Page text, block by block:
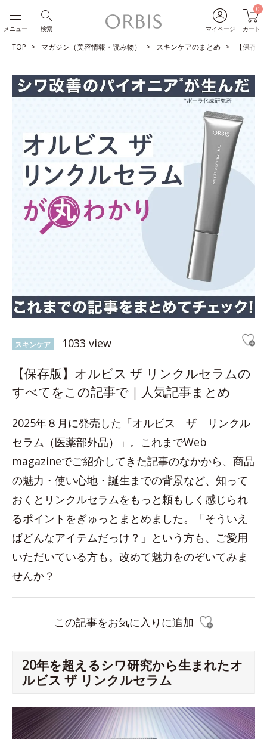
マイページ
0
カート
検索
メニュー
TOP マガジン（美容情報・読み物） スキンケアのまとめ 【保存
スキンケア 1033 view
【保存版】オルビス ザ リンクルセラムの
すべてをこの記事で｜人気記事まとめ
2025年８月に発売した「オルビス ザ リンクル
セラム（医薬部外品）」。これまでWeb
magazineでご紹介してきた記事のなかから、商品
の魅力・使い心地・誕生までの背景など、知って
おくとリンクルセラムをもっと頼もしく感じられ
るポイントをぎゅっとまとめました。「そういえ
ばどんなアイテムだっけ？」という方も、ご愛用
いただいている方も。改めて魅力をのぞいてみま
せんか？
この記事をお気に入りに追加
20年を超えるシワ研究から生まれたオ
ルビス ザ リンクルセラム